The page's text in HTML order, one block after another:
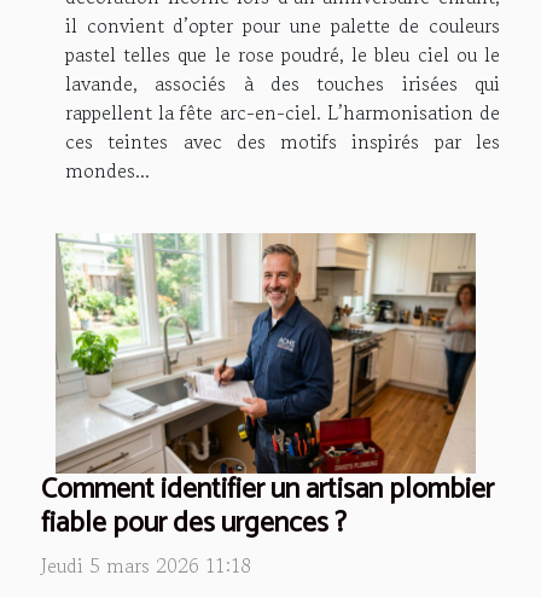
il convient d’opter pour une palette de couleurs
pastel telles que le rose poudré, le bleu ciel ou le
lavande, associés à des touches irisées qui
rappellent la fête arc-en-ciel. L’harmonisation de
ces teintes avec des motifs inspirés par les
mondes...
Comment identifier un artisan plombier
fiable pour des urgences ?
Jeudi 5 mars 2026 11:18